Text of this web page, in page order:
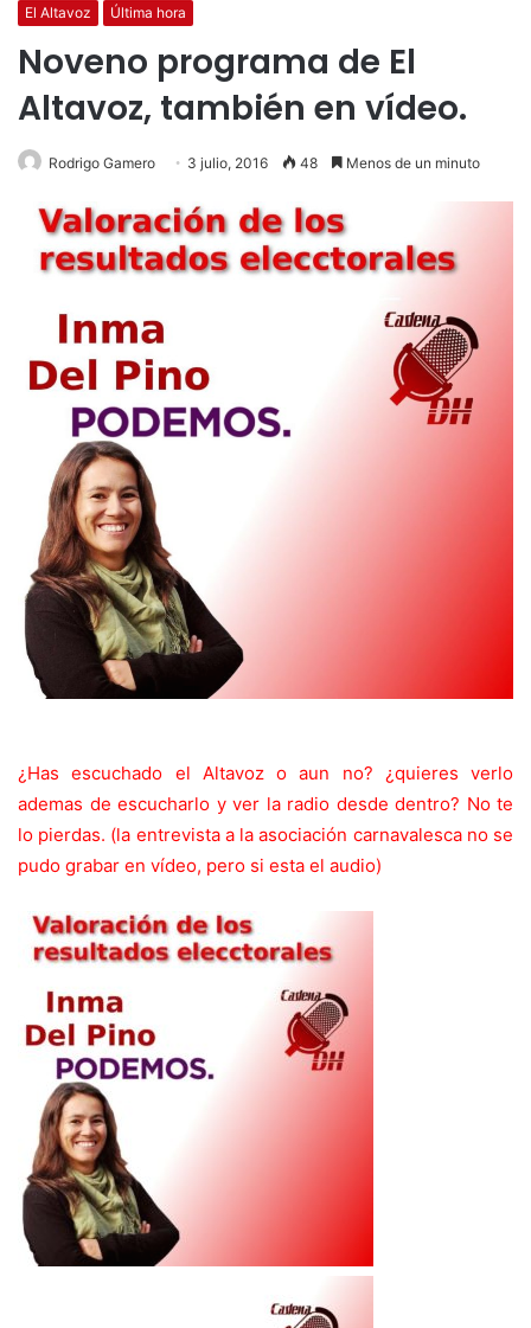
El Altavoz Última hora
Noveno programa de El
Altavoz, también en vídeo.
Rodrigo Gamero 3 julio, 2016 48 Menos de un minuto
¿Has escuchado el Altavoz o aun no? ¿quieres verlo
ademas de escucharlo y ver la radio desde dentro? No te
lo pierdas. (la entrevista a la asociación carnavalesca no se
pudo grabar en vídeo, pero si esta el audio)